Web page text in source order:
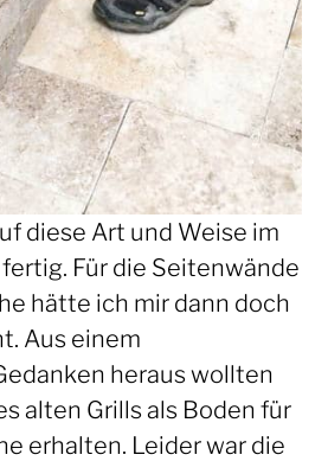
diese Art und Weise im
Für die Seitenwände
hätte ich mir dann doch
Aus einem
heraus wollten
alten Grills als Boden für
erhalten. Leider war die